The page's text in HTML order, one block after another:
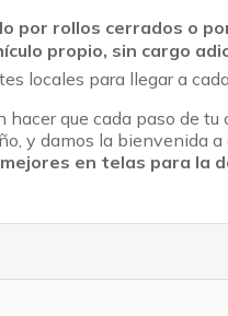
por rollos cerrados o
propio, sin cargo
locales para llegar a
que cada paso de tu
y damos la bienvenida a
en telas para la